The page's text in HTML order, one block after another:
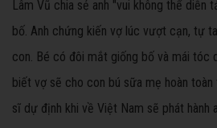
Lâm Vũ chia sẻ anh "vui không thể diễn
bố. Anh chứng kiến vợ lúc vượt cạn, tự
con. Bé có đôi mắt giống bố và mái tóc
biết vợ sẽ cho con bú sữa mẹ hoàn toàn
sĩ dự định khi về Việt Nam sẽ phát hành